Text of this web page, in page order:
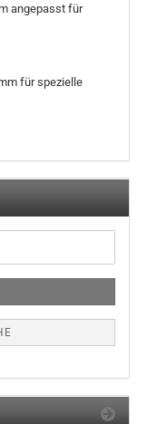
angepasst für
für spezielle